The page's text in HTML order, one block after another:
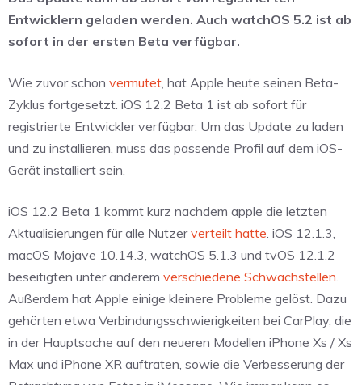
Entwicklern geladen werden. Auch watchOS 5.2 ist ab
sofort in der ersten Beta verfügbar.
Wie zuvor schon vermutet, hat Apple heute seinen Beta-
Zyklus fortgesetzt. iOS 12.2 Beta 1 ist ab sofort für
registrierte Entwickler verfügbar. Um das Update zu laden
und zu installieren, muss das passende Profil auf dem iOS-
Gerät installiert sein.
iOS 12.2 Beta 1 kommt kurz nachdem apple die letzten
Aktualisierungen für alle Nutzerverteilt hatte. iOS 12.1.3,
macOS Mojave 10.14.3, watchOS 5.1.3 und tvOS 12.1.2
beseitigten unter anderem verschiedene Schwachstellen.
Außerdem hat Apple einige kleinere Probleme gelöst. Dazu
gehörten etwa Verbindungsschwierigkeiten bei CarPlay, die
in der Hauptsache auf den neueren Modellen iPhone Xs / Xs
Max und iPhone XR auftraten, sowie die Verbesserung der